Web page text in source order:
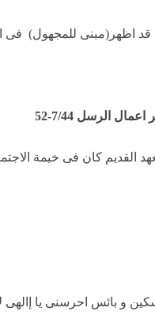
اظهر (مبنى للمجهول) فى
الرسل 7/44-52
القديم كان فى خيمة
و بائس احرسنى يا إالهى